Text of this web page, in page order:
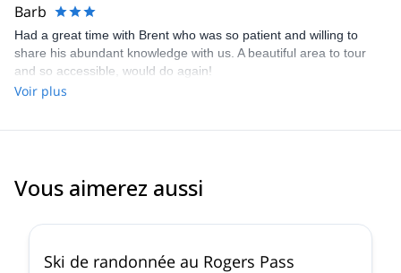
Barb
Had a great time with Brent who was so patient and willing to
share his abundant knowledge with us. A beautiful area to tour
and so accessible, would do again!
Voir plus
Vous aimerez aussi
Ski de randonnée au Rogers Pass